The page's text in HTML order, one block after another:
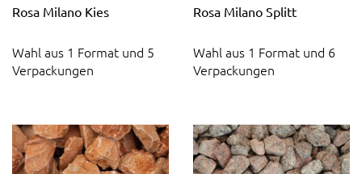
Rosa Milano Kies
Wahl aus 1 Format und 5
Verpackungen
Rosa Milano Splitt
Wahl aus 1 Format und 6
Verpackungen